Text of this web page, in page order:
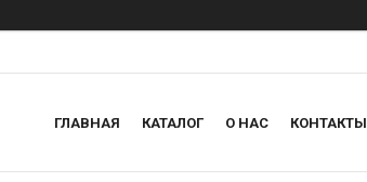
ГЛАВНАЯ КАТАЛОГ О НАС КОНТАКТЫ